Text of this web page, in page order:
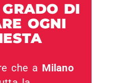
DI
OGNI
che a Milano